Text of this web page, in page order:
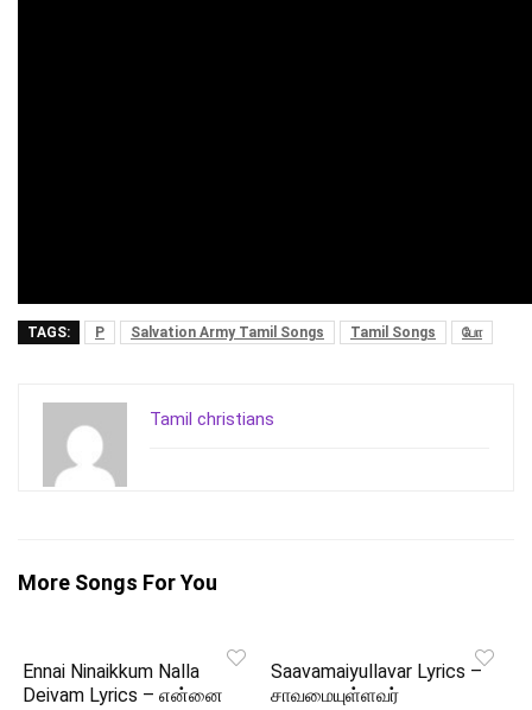
TAGS: P Salvation Army Tamil Songs Tamil Songs போ
Tamil christians
More Songs For You
Ennai Ninaikkum Nalla
Deivam Lyrics – என்னை
Saavamaiyullavar Lyrics –
சாவமையுள்ளவர்